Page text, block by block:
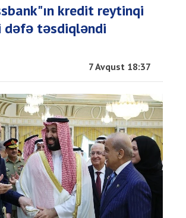
kredit reytinqi
dəfə təsdiqləndi
7 Avqust 18:37